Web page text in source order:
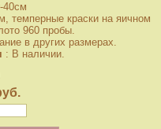
темперные краски на яичном
960 пробы.
в других размерах.
: В наличии.